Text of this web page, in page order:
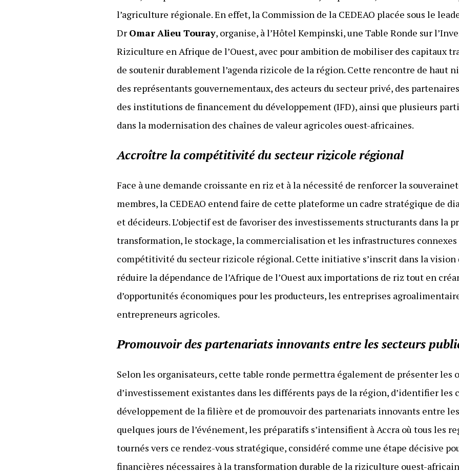
l’agriculture régionale. En effet, la Commission de la CEDEAO placée sous le
Dr Omar Alieu Touray, organise, à l’Hôtel Kempinski, une Table Ronde sur
Riziculture en Afrique de l’Ouest, avec pour ambition de mobiliser des capitaux
de soutenir durablement l’agenda rizicole de la région. Cette rencontre de haut
des représentants gouvernementaux, des acteurs du secteur privé, des
des institutions de financement du développement (IFD), ainsi que plusieurs
dans la modernisation des chaînes de valeur agricoles ouest-africaines.
Accroître la compétitivité du secteur rizicole régional
Face à une demande croissante en riz et à la nécessité de renforcer la
membres, la CEDEAO entend faire de cette plateforme un cadre stratégique de
et décideurs. L’objectif est de favoriser des investissements structurants dans la
transformation, le stockage, la commercialisation et les infrastructures connexes
compétitivité du secteur rizicole régional. Cette initiative s’inscrit dans la vision
réduire la dépendance de l’Afrique de l’Ouest aux importations de riz tout en
d’opportunités économiques pour les producteurs, les entreprises
entrepreneurs agricoles.
Promouvoir des partenariats innovants entre les secteurs
Selon les organisateurs, cette table ronde permettra également de présenter les
d’investissement existantes dans les différents pays de la région, d’identifier les
développement de la filière et de promouvoir des partenariats innovants entre
quelques jours de l’événement, les préparatifs s’intensifient à Accra où tous les
tournés vers ce rendez-vous stratégique, considéré comme une étape décisive
financières nécessaires à la transformation durable de la riziculture ouest-